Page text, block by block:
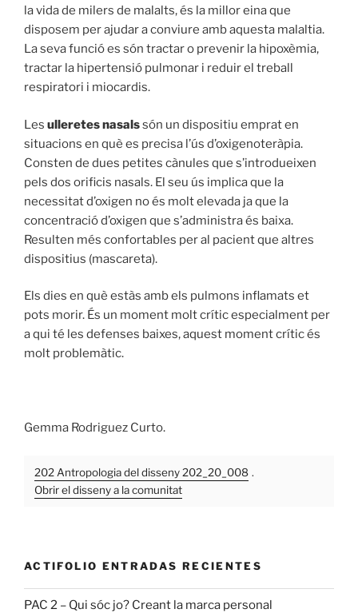
la vida de milers de malalts, és la millor eina que
disposem per ajudar a conviure amb aquesta malaltia.
La seva funció es són tractar o prevenir la hipoxèmia,
tractar la hipertensió pulmonar i reduir el treball
respiratori i miocardis.
Les ulleretes nasalssón un dispositiu emprat en
situacions en què es precisa l’ús d’oxigenoteràpia.
Consten de dues petites cànules que s’introdueixen
pels dos orificis nasals. El seu ús implica que la
necessitat d’oxigen no és molt elevada ja que la
concentració d’oxigen que s’administra és baixa.
Resulten més confortables per al pacient que altres
dispositius (mascareta).
Els dies en què estàs amb els pulmons inflamats et
pots morir. És un moment molt crític especialment per
a qui té les defenses baixes, aquest moment crític és
molt problemàtic.
Gemma Rodriguez Curto.
202 Antropologia del disseny 202_20_008 .
Obrir el disseny a la comunitat
ACTIFOLIO ENTRADAS RECIENTES
PAC 2 – Qui sóc jo? Creant la marca personal